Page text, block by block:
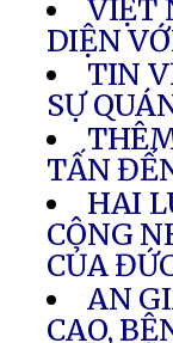
VIỆT
DIỆN
TIN
SỰ
TẤN
HAI
CÔNG
CỦA
AN
CAO,